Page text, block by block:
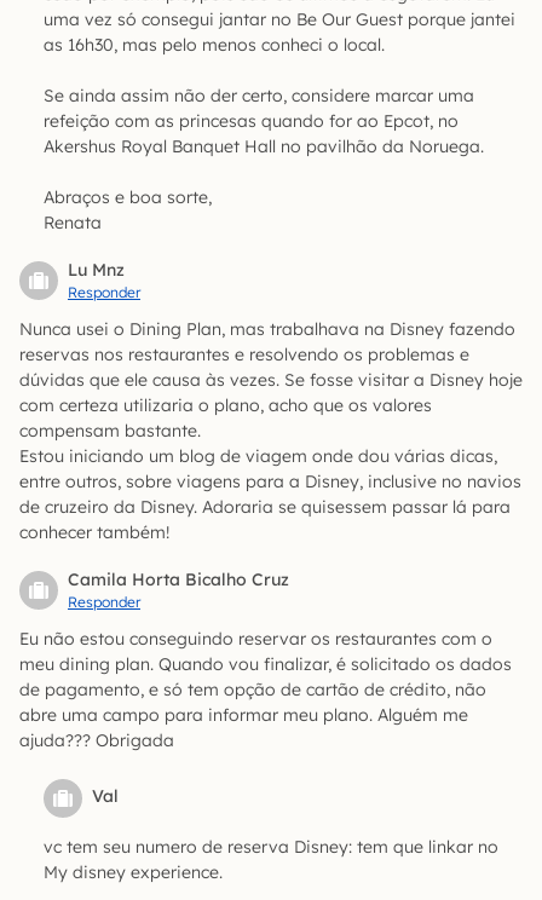
uma vez só consegui jantar no Be Our Guest porque jantei
as 16h30, mas pelo menos conheci o local.
Se ainda assim não der certo, considere marcar uma
refeição com as princesas quando for ao Epcot, no
Akershus Royal Banquet Hall no pavilhão da Noruega.
Abraços e boa sorte,
Renata
Lu Mnz
Responder
Nunca usei o Dining Plan, mas trabalhava na Disney fazendo
reservas nos restaurantes e resolvendo os problemas e
dúvidas que ele causa às vezes. Se fosse visitar a Disney hoje
com certeza utilizaria o plano, acho que os valores
compensam bastante.
Estou iniciando um blog de viagem onde dou várias dicas,
entre outros, sobre viagens para a Disney, inclusive no navios
de cruzeiro da Disney. Adoraria se quisessem passar lá para
conhecer também!
Camila Horta Bicalho Cruz
Responder
Eu não estou conseguindo reservar os restaurantes com o
meu dining plan. Quando vou finalizar, é solicitado os dados
de pagamento, e só tem opção de cartão de crédito, não
abre uma campo para informar meu plano. Alguém me
ajuda??? Obrigada
Val
vc tem seu numero de reserva Disney: tem que linkar no
My disney experience.